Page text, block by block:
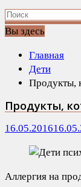
Вы здесь
Главная
Дети
Продукты,
Продукты,
16.05.2016
Аллергия на